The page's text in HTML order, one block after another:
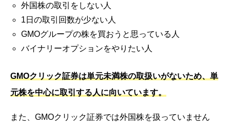
外国株の取引をしない人
1日の取引回数が少ない人
GMOグループの株を買おうと思っている人
バイナリーオプションをやりたい人
GMOクリック証券は単元未満株の取扱いがないため、単
元株を中心に取引する人に向いています。
また、GMOクリック証券では外国株を扱っていません